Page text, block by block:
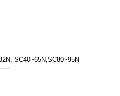
SC40~65N,SC80~95N